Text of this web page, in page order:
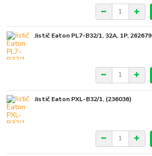
Jistič Eaton PL7-B32/1, 32A, 1P, 262679
Jistič Eaton PXL-B32/1, (236036)